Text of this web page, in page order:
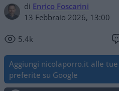
di Enrico Foscarini
13 Febbraio 2026, 13:00
5.4k
Aggiungi nicolaporro.it alle
preferite su Google